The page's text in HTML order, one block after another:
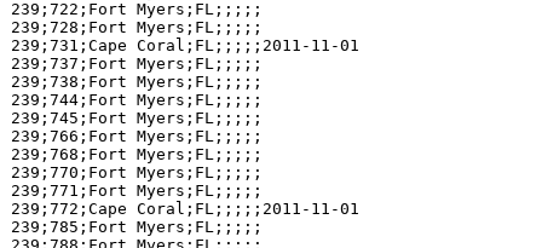
239;722;Fort Myers;FL;;;;;
239;728;Fort Myers;FL;;;;;
239;731;Cape Coral;FL;;;;;2011-11-01
239;737;Fort Myers;FL;;;;;
239;738;Fort Myers;FL;;;;;
239;744;Fort Myers;FL;;;;;
239;745;Fort Myers;FL;;;;;
239;766;Fort Myers;FL;;;;;
239;768;Fort Myers;FL;;;;;
239;770;Fort Myers;FL;;;;;
239;771;Fort Myers;FL;;;;;
239;772;Cape Coral;FL;;;;;2011-11-01
239;785;Fort Myers;FL;;;;;